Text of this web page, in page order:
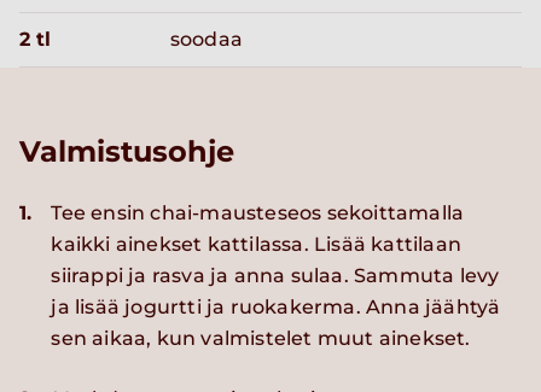
2 tl soodaa
Valmistusohje
1.
Tee ensin chai-mausteseos sekoittamalla
kaikki ainekset kattilassa. Lisää kattilaan
siirappi ja rasva ja anna sulaa. Sammuta levy
ja lisää jogurtti ja ruokakerma. Anna jäähtyä
sen aikaa, kun valmistelet muut ainekset.